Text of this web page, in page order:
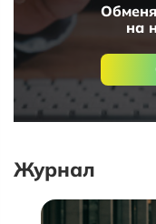
на
Журнал